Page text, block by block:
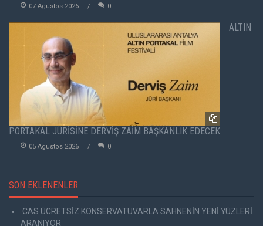
07 Agustos 2026 0
ALTIN
PORTAKAL JÜRİSİNE DERVİŞ ZAİM BAŞKANLIK EDECEK
05 Agustos 2026 0
SON EKLENENLER
CAS ÜCRETSİZ KONSERVATUVARLA SAHNENİN YENİ YÜZLERİ
ARANIYOR